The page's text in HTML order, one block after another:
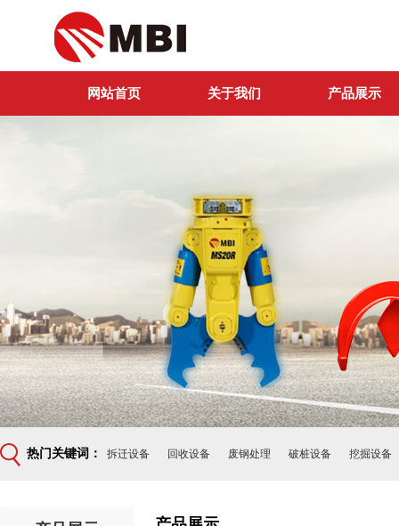
网站首页 关于我们 产品展示
热门关键词： 拆迁设备 回收设备 废钢处理 破桩设备 挖掘设备